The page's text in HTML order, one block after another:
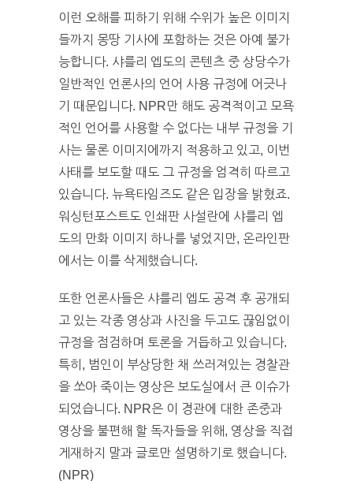
이런 오해를 피하기 위해 수위가 높은 이미지
들까지 몽땅 기사에 포함하는 것은 아예 불가
능합니다. 샤를리 엡도의 콘텐츠 중 상당수가
일반적인 언론사의 언어 사용 규정에 어긋나
기 때문입니다. NPR만 해도 공격적이고 모욕
적인 언어를 사용할 수 없다는 내부 규정을 기
사는 물론 이미지에까지 적용하고 있고, 이번
사태를 보도할 때도 그 규정을 엄격히 따르고
있습니다. 뉴욕타임즈도 같은 입장을 밝혔죠.
워싱턴포스트도 인쇄판 사설란에 샤를리 엡
도의 만화 이미지 하나를 넣었지만, 온라인판
에서는 이를 삭제했습니다.
또한 언론사들은 샤를리 엡도 공격 후 공개되
고 있는 각종 영상과 사진을 두고도 끊임없이
규정을 점검하며 토론을 거듭하고 있습니다.
특히, 범인이 부상당한 채 쓰러져있는 경찰관
을 쏘아 죽이는 영상은 보도실에서 큰 이슈가
되었습니다. NPR은 이 경관에 대한 존중과
영상을 불편해 할 독자들을 위해, 영상을 직접
게재하지 말과 글로만 설명하기로 했습니다.
(NPR)